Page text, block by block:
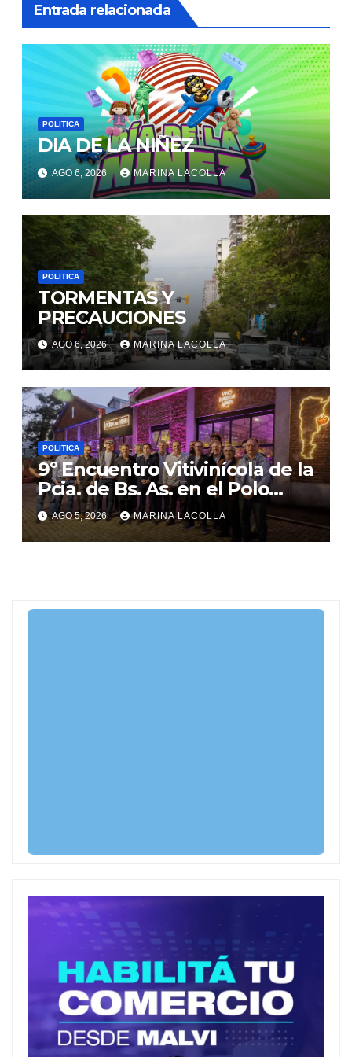
Entrada relacionada
POLITICA
DIA DE LA NIÑEZ
AGO 6, 2026 MARINA LACOLLA
POLITICA
TORMENTAS Y
PRECAUCIONES
AGO 6, 2026 MARINA LACOLLA
POLITICA
9º Encuentro Vitivinícola de la
Pcia. de Bs. As. en el Polo
Gastronómico de Malvinas
Argentinas
AGO 5, 2026 MARINA LACOLLA